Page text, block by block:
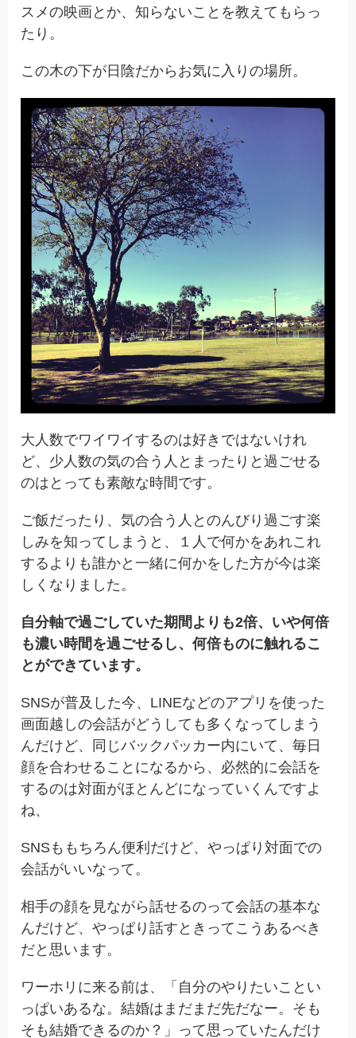
スメの映画とか、知らないことを教えてもらっ
たり。
この木の下が日陰だからお気に入りの場所。
大人数でワイワイするのは好きではないけれ
ど、少人数の気の合う人とまったりと過ごせる
のはとっても素敵な時間です。
ご飯だったり、気の合う人とのんびり過ごす楽
しみを知ってしまうと、１人で何かをあれこれ
するよりも誰かと一緒に何かをした方が今は楽
しくなりました。
自分軸で過ごしていた期間よりも2倍、いや何倍
も濃い時間を過ごせるし、何倍ものに触れるこ
とができています。
SNSが普及した今、LINEなどのアプリを使った
画面越しの会話がどうしても多くなってしまう
んだけど、同じバックパッカー内にいて、毎日
顔を合わせることになるから、必然的に会話を
するのは対面がほとんどになっていくんですよ
ね、
SNSももちろん便利だけど、やっぱり対面での
会話がいいなって。
相手の顔を見ながら話せるのって会話の基本な
んだけど、やっぱり話すときってこうあるべき
だと思います。
ワーホリに来る前は、「自分のやりたいことい
っぱいあるな。結婚はまだまだ先だなー。そも
そも結婚できるのか？」って思っていたんだけ